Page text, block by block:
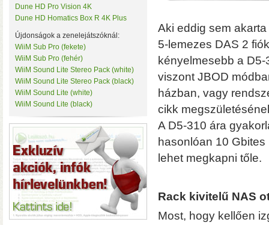
AV1 4K Plus
HDR10 és HDR10+ tartalmak
Aki eddig sem
5-lemezes DAS 2
kényelmesebb a
viszont JBOD
házban, vagy
cikk
A D5-310 ára
hasonlóan 10
lehet megkapni tőle.
Rack kivitelű NAS
Most, hogy kellően
Dune HD Pro Vision 4K
Dune HD Homatics Box R 4K Plus
Újdonságok a zenelejátszóknál:
WiiM Sub Pro (fekete)
WiiM Sub Pro (fehér)
WiiM Sound Lite Stereo Pack (white)
WiiM Sound Lite Stereo Pack (black)
WiiM Sound Lite (white)
WiiM Sound Lite (black)